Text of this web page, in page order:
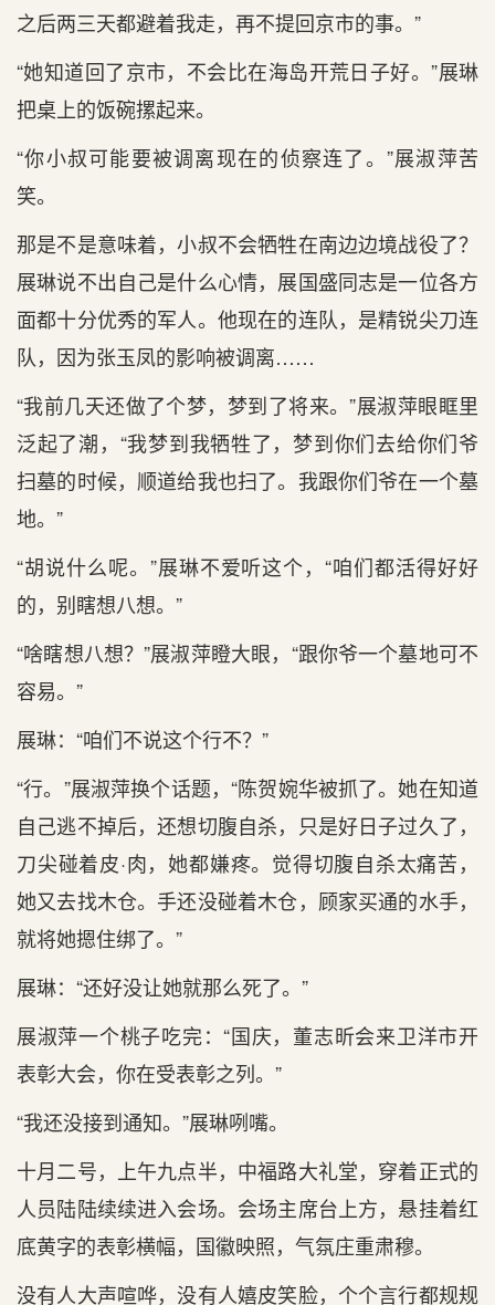
之后两三天都避着我走，再不提回京市的事。”
“她知道回了京市，不会比在海岛开荒日子好。”展琳
把桌上的饭碗摞起来。
“你小叔可能要被调离现在的侦察连了。”展淑萍苦
笑。
那是不是意味着，小叔不会牺牲在南边边境战役了？
展琳说不出自己是什么心情，展国盛同志是一位各方
面都十分优秀的军人。他现在的连队，是精锐尖刀连
队，因为张玉凤的影响被调离……
“我前几天还做了个梦，梦到了将来。”展淑萍眼眶里
泛起了潮，“我梦到我牺牲了，梦到你们去给你们爷
扫墓的时候，顺道给我也扫了。我跟你们爷在一个墓
地。”
“胡说什么呢。”展琳不爱听这个，“咱们都活得好好
的，别瞎想八想。”
“啥瞎想八想？”展淑萍瞪大眼，“跟你爷一个墓地可不
容易。”
展琳：“咱们不说这个行不？”
“行。”展淑萍换个话题，“陈贺婉华被抓了。她在知道
自己逃不掉后，还想切腹自杀，只是好日子过久了，
刀尖碰着皮·肉，她都嫌疼。觉得切腹自杀太痛苦，
她又去找木仓。手还没碰着木仓，顾家买通的水手，
就将她摁住绑了。”
展琳：“还好没让她就那么死了。”
展淑萍一个桃子吃完：“国庆，董志昕会来卫洋市开
表彰大会，你在受表彰之列。”
“我还没接到通知。”展琳咧嘴。
十月二号，上午九点半，中福路大礼堂，穿着正式的
人员陆陆续续进入会场。会场主席台上方，悬挂着红
底黄字的表彰横幅，国徽映照，气氛庄重肃穆。
没有人大声喧哗，没有人嬉皮笑脸，个个言行都规规